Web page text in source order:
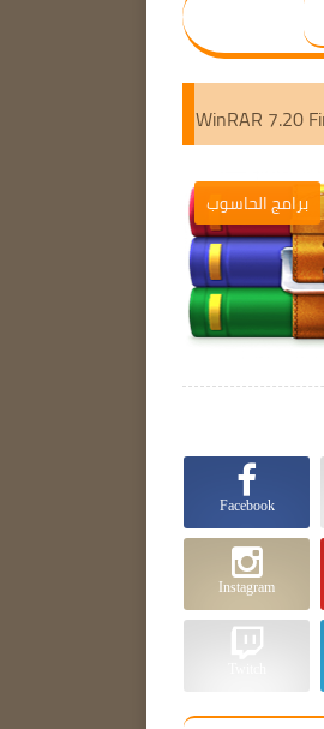
| Activate Windows / Office
برامج الحاسوب
Facebook
Instagram